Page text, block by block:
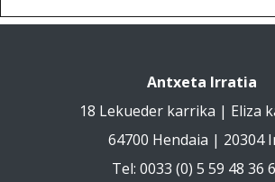
Antxeta Irratia
18 Lekueder karrika | Eliza
64700 Hendaia | 20304
Tel: 0033 (0) 5 59 48 36